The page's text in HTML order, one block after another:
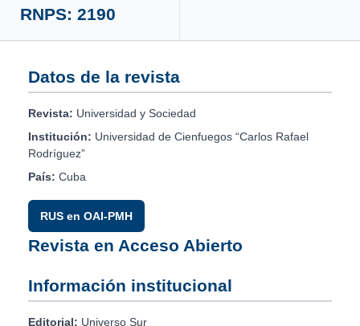
RNPS: 2190
Datos de la revista
Revista: Universidad y Sociedad
Institución: Universidad de Cienfuegos “Carlos Rafael
Rodríguez”
País: Cuba
RUS en OAI-PMH
Revista en Acceso Abierto
Información institucional
Editorial: Universo Sur